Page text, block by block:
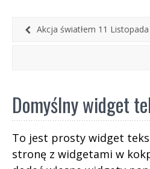
Akcja światłem 11 Listopada
Domyślny widget
To jest prosty widget
stronę z widgetami w